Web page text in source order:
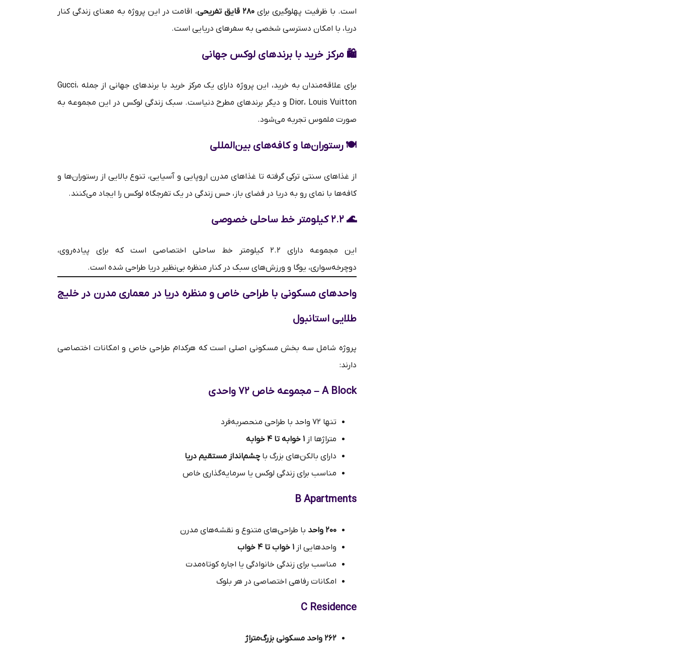
است. با ظرفیت پهلوگیری برای ۲۸۰ قایق تفریحی
، اقامت در این پروژه به معنای زندگی کنار
دریا، با امکان دسترسی شخصی به سفرهای دریایی است.
🛍 مرکز خرید با برندهای لوکس جهانی
برای علاقه‌مندان به خرید، این پروژه دارای یک مرکز خرید با برندهای جهانی از جمله Gucci،
Dior، Louis Vuitton و دیگر برندهای مطرح دنیاست. سبک زندگی لوکس در این مجموعه به
صورت ملموس تجربه می‌شود.
🍽رستوران‌ها و کافه‌های بین‌المللی
از غذاهای سنتی ترکی گرفته تا غذاهای مدرن اروپایی و آسیایی، تنوع بالایی از رستوران‌ها و
کافه‌ها با نمای رو به دریا در فضای باز، حس زندگی در یک تفرجگاه لوکس را ایجاد می‌کنند.
🌊۲.۲ کیلومتر خط ساحلی خصوصی
این مجموعه دارای ۲.۲ کیلومتر خط ساحلی اختصاصی است که برای پیاده‌روی،
دوچرخه‌سواری، یوگا و ورزش‌های سبک در کنار منظره بی‌نظیر دریا طراحی شده است.
واحدهای مسکونی با طراحی خاص و منظره دریا در معماری مدرن در خلیج
طلایی استانبول
پروژه شامل سه بخش مسکونی اصلی است که هرکدام طراحی خاص و امکانات اختصاصی
دارند:
A Block – مجموعه خاص ۷۲ واحدی
تنها ۷۲ واحد با طراحی منحصربه‌فرد
متراژها از ۱ خوابه تا ۴ خوابه
دارای بالکن‌های بزرگ باچشم‌انداز مستقیم دریا
مناسب برای زندگی لوکس یا سرمایه‌گذاری خاص
B Apartments
۲۰۰ واحد
با طراحی‌های متنوع و نقشه‌های مدرن
واحدهایی از ۱ خواب تا ۴ خواب
مناسب برای زندگی خانوادگی یا اجاره کوتاه‌مدت
امکانات رفاهی اختصاصی در هر بلوک
C Residence
۲۶۲ واحد مسکونی بزرگ‌متراژ